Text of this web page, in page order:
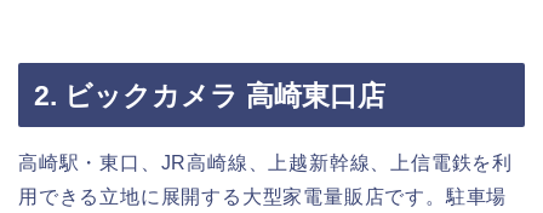
2. ビックカメラ 高崎東口店
高崎駅・東口、JR高崎線、上越新幹線、上信電鉄を利
用できる立地に展開する大型家電量販店です。駐車場